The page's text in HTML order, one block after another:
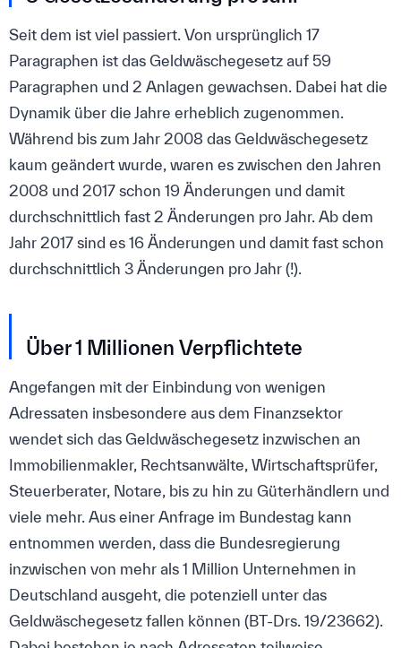
Seit dem ist viel passiert. Von ursprünglich 17
Paragraphen ist das Geldwäschegesetz auf 59
Paragraphen und 2 Anlagen gewachsen. Dabei hat die
Dynamik über die Jahre erheblich zugenommen.
Während bis zum Jahr 2008 das Geldwäschegesetz
kaum geändert wurde, waren es zwischen den Jahren
2008 und 2017 schon 19 Änderungen und damit
durchschnittlich fast 2 Änderungen pro Jahr. Ab dem
Jahr 2017 sind es 16 Änderungen und damit fast schon
durchschnittlich 3 Änderungen pro Jahr (!).
Über 1 Millionen Verpflichtete
Angefangen mit der Einbindung von wenigen
Adressaten insbesondere aus dem Finanzsektor
wendet sich das Geldwäschegesetz inzwischen an
Immobilienmakler, Rechtsanwälte, Wirtschaftsprüfer,
Steuerberater, Notare, bis zu hin zu Güterhändlern und
viele mehr. Aus einer Anfrage im Bundestag kann
entnommen werden, dass die Bundesregierung
inzwischen von mehr als 1 Million Unternehmen in
Deutschland ausgeht, die potenziell unter das
Geldwäschegesetz fallen können (BT-Drs. 19/23662).